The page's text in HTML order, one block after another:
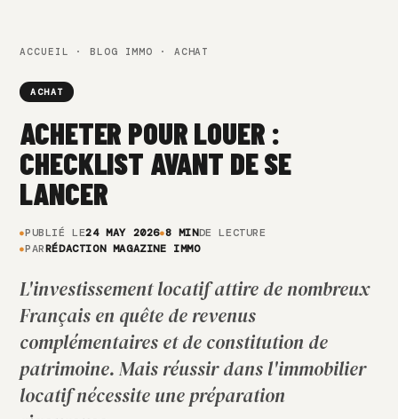
ACCUEIL ·BLOG IMMO · ACHAT
ACHAT
ACHETER POUR LOUER :
CHECKLIST AVANT DE SE
LANCER
PUBLIÉ LE24 MAY 2026 8 MINDE LECTURE
PARRÉDACTION MAGAZINE IMMO
L'investissement locatif attire de nombreux
Français en quête de revenus
complémentaires et de constitution de
patrimoine. Mais réussir dans l'immobilier
locatif nécessite une préparation